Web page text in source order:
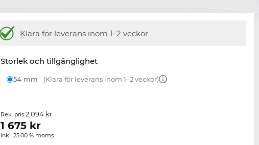
Klara för leverans inom 1–2 veckor
Storlek och tillgänglighet
54 mm (Klara för leverans inom 1–2 veckor)
Rek. pris2 094 kr
1 675 kr
Inkl. 25.00 % moms